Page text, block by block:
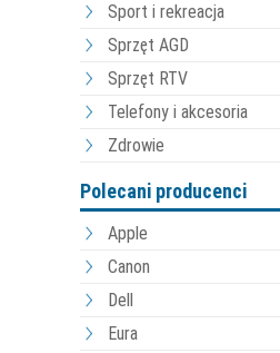
Sport i rekreacja
Sprzęt AGD
Sprzęt RTV
Telefony i akcesoria
Zdrowie
Polecani producenci
Apple
Canon
Dell
Eura